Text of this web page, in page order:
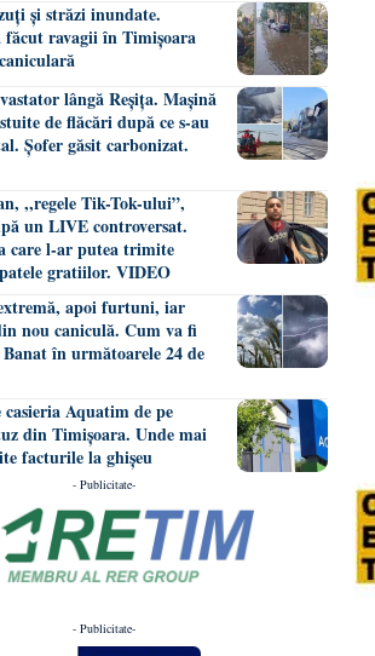
și străzi inundate.
ravagii în Timișoara
lângă Reșița. Mașină
de flăcări după ce s-au
Șofer găsit carbonizat.
,,regele Tik-Tok-ului”,
un LIVE controversat.
care l-ar putea trimite
gratiilor. VIDEO
apoi furtuni, iar
nou caniculă. Cum va fi
în următoarele 24 de
casieria Aquatim de pe
din Timișoara. Unde mai
facturile la ghișeu
- Publicitate-
- Publicitate-